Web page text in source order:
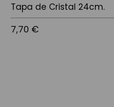
Tapa de Cristal 24cm.
7,70 €